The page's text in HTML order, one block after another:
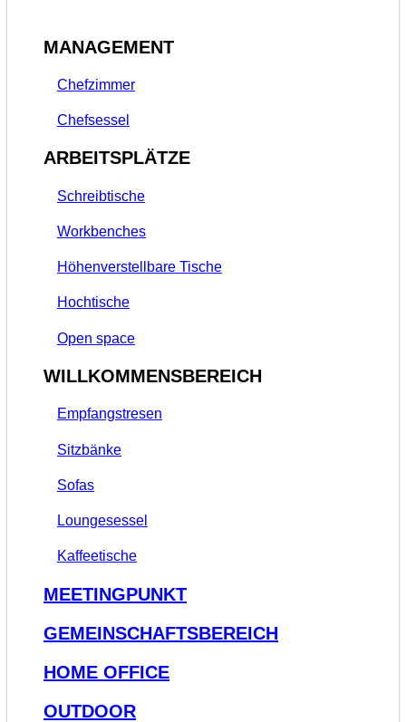
MANAGEMENT
Chefzimmer
Chefsessel
ARBEITSPLÄTZE
Schreibtische
Workbenches
Höhenverstellbare Tische
Hochtische
Open space
WILLKOMMENSBEREICH
Empfangstresen
Sitzbänke
Sofas
Loungesessel
Kaffeetische
MEETINGPUNKT
GEMEINSCHAFTSBEREICH
HOME OFFICE
OUTDOOR